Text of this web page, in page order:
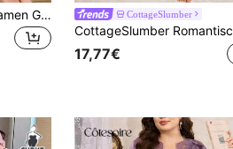
SHEIN Große Größen Damen Grün Blümchen Kontrast Spitze Quadratischer Ausschnitt Locker Nachthemd Urlaubssaison, Moo Moo Schlafkleid CottageSlumber
17,77€